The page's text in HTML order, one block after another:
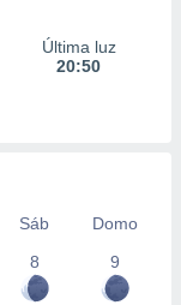
Última luz
20:50
Sáb
Domo
8 9